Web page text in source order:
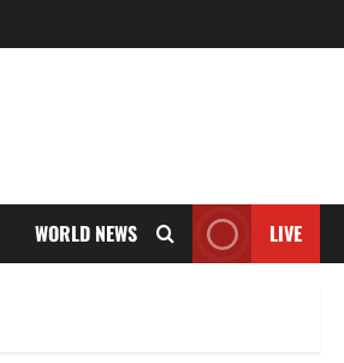
WORLD NEWS LIVE